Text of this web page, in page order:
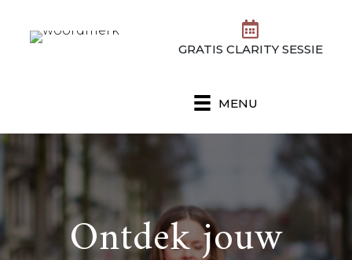
GRATIS CLARITY SESSIE
MENU
Ontdek jouw